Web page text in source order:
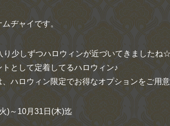
ヂャイです。
り少しずつハロウィンが近づいてきましたね☆
として定着してるハロウィン♪
ハロウィン限定でお得なオプションをご用意
)～10月31日(木)迄